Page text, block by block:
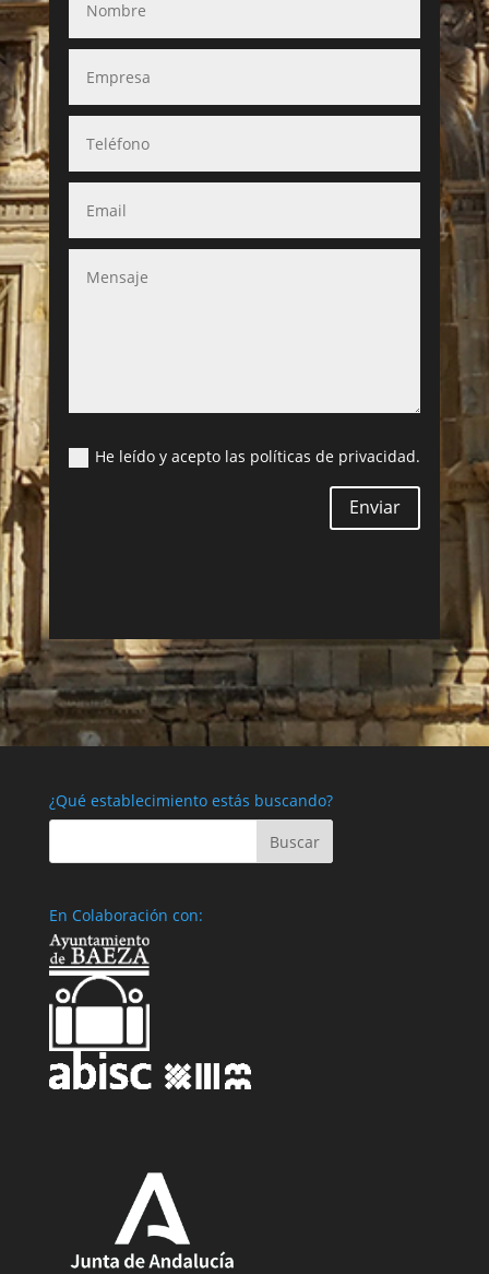
He leído y acepto las políticas de privacidad.
Enviar
¿Qué establecimiento estás buscando?
En Colaboración con: